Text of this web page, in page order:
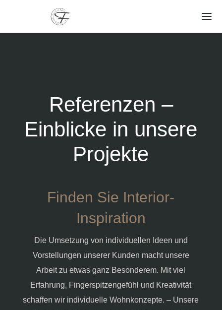
Referenzen –
Einblicke in unsere
Projekte
Finden Sie Interior-
Inspiration
Die Umsetzung von individuellen Ideen und
Vorstellungen unserer Kunden macht unsere
Arbeit zu etwas ganz Besonderem. Mit viel
Erfahrung, Fingerspitzengefühl und Kreativität
schaffen wir individuelle Wohnkonzepte. – Unsere